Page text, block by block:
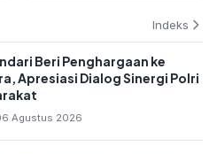
Indeks
Beri Penghargaan ke
Apresiasi Dialog Sinergi Polri
Agustus 2026